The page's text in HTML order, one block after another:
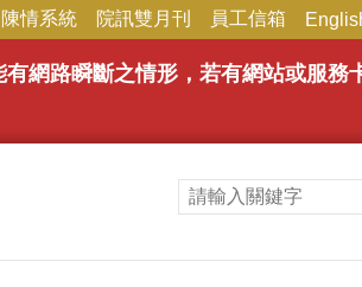
陳情系統 院訊雙月刊 員工信箱
網路瞬斷之情形，若有網站或服務